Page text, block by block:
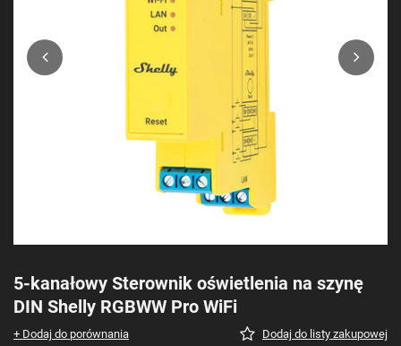
5-kanałowy Sterownik oświetlenia na szynę
DIN Shelly RGBWW Pro WiFi
+ Dodaj do porównania Dodaj do listy zakupowej